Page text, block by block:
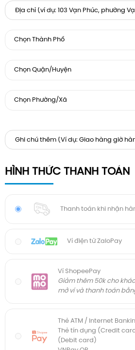
Chọn Thành Phố
Chọn Quận/Huyện
Chọn Phường/Xã
HÌNH THỨC THANH TOÁN
Thanh toán khi nhận
Ví điện tử ZaloPay
Ví ShopeePay
Giảm thêm 50k cho
mở ví và thanh toán
Thẻ ATM / Internet
Thẻ tín dụng (Credit
(Debit card)